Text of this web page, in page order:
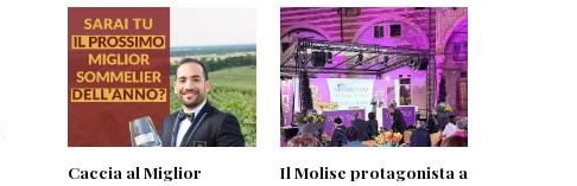
Caccia al Miglior
Il Molise protagonista a